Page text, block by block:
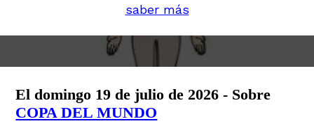
saber más
El domingo 19 de julio de 2026 - Sobre
COPA DEL MUNDO